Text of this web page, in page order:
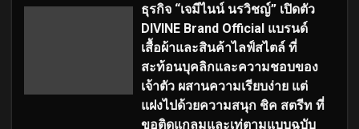
ธุรกิจ “เจมีไนน์ นรวิชญ์” เปิดตัว
DIVINE Brand Official แบรนด์
เสื้อผ้าและสินค้าไลฟ์สไตล์ ที่
สะท้อนบุคลิกและความชอบของ
เจ้าตัว ผสานความเรียบง่าย แต่
แฝงไปด้วยความสนุก ชิค สตรีท ที่
ขอติดแกลมและเท่ตามแบบฉบับ